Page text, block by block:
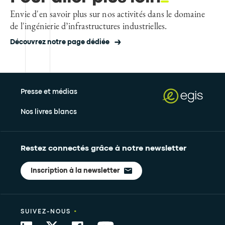
Envie d'en savoir plus sur nos activités dans le domaine
de l'ingénierie d’infrastructures industrielles.
Découvrez notre page dédiée
Presse et médias
Nos livres blancs
Restez connectés grâce à notre newsletter
Inscription à la newsletter
SUIVEZ-NOUS •